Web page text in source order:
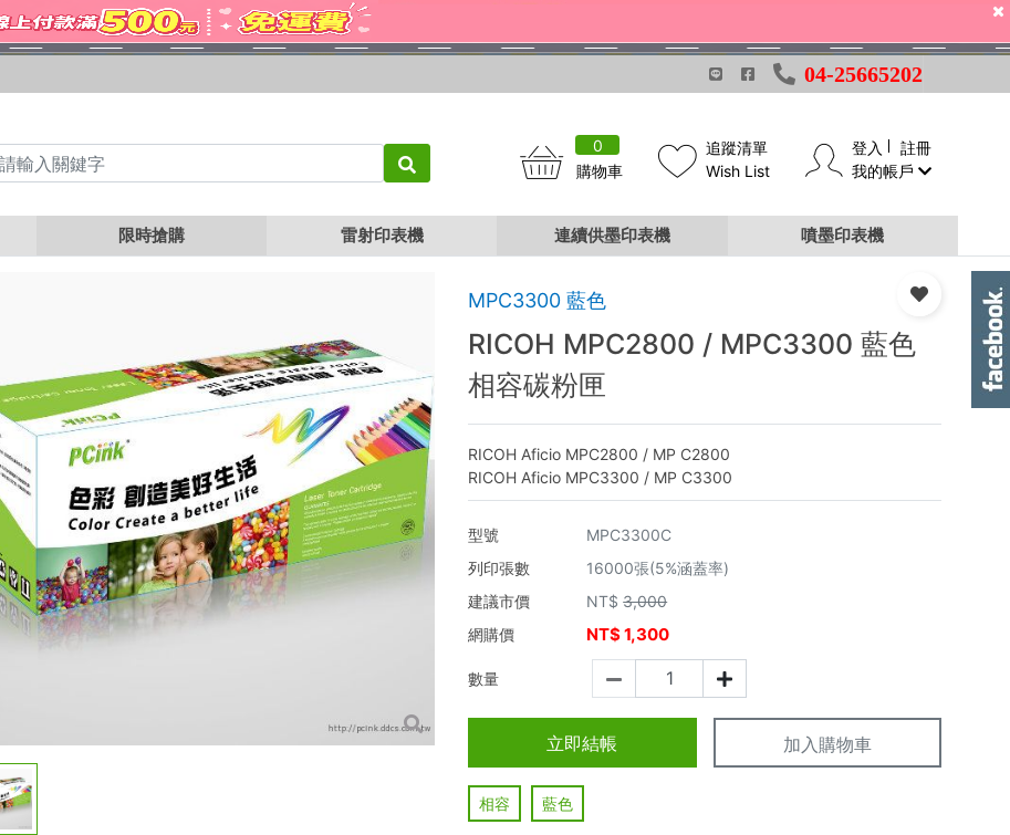
04-25665202
0
購物車
追蹤清單
Wish List
登入
註冊
我的帳戶
限時搶購 雷射印表機 連續供墨印表機 噴墨印表機
RICOH MPC2800 / MPC3300 藍色相容碳粉匣
MPC3300 藍色
RICOH MPC2800 / MPC3300 藍色
相容碳粉匣
RICOH Aficio MPC2800 / MP C2800
RICOH Aficio MPC3300 / MP C3300
型號
MPC3300C
列印張數
16000張(5%涵蓋率)
建議市價
NT$ 3,000
網購價
NT$1,300
數量
立即結帳 加入購物車
相容 藍色